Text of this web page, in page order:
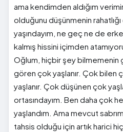
ama kendimden aldığım
olduğunu düşünmenin
yaşındayım, ne geç ne de
kalmış hissini içimden
Oğlum, hiçbir şey bilmemenin
gören çok yaşlanır. Çok bilen
yaşlanır. Çok düşünen çok
ortasındayım. Ben daha çok
yaşlandım. Ama mevcut
tahsis olduğu için artık harici